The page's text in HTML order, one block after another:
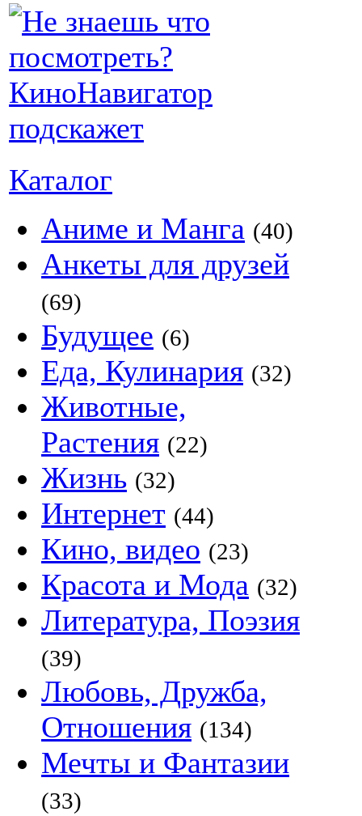
Каталог
Аниме и Манга (40)
Анкеты для друзей
(69)
Будущее (6)
Еда, Кулинария (32)
Животные,
Растения (22)
Жизнь (32)
Интернет (44)
Кино, видео (23)
Красота и Мода (32)
Литература, Поэзия
(39)
Любовь, Дружба,
Отношения (134)
Мечты и Фантазии
(33)